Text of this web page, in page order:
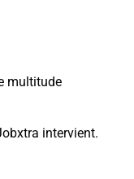
multitude
intervient.